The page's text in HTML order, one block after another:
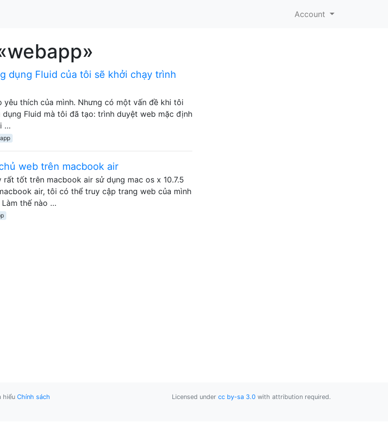
Account
dụng Fluid của tôi sẽ khởi chạy trình
thích của mình. Nhưng có một vấn đề khi tôi
Fluid mà tôi đã tạo: trình duyệt web mặc định
…
web trên macbook air
tốt trên macbook air sử dụng mac os x 10.7.5
air, tôi có thể truy cập trang web của mình
thế nào …
hiểu Chính sách
Licensed under cc by-sa 3.0 with attribution required.